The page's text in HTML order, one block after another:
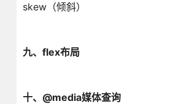
skew（倾斜）
九、flex布局
十、@media媒体查询